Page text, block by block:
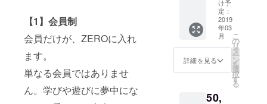
【1】会員制
会員だけが、ZEROに入れ
ます。
単なる会員ではありませ
ん。学びや遊びに夢中にな
せん) ※
食事の
お持込
は自由
です。
※入場の
示とお
10,000
円 １年
間来店
チャー
ジ料金
無料に
なりま
ZEROを
け予
定：
2019
年03
月
詳細を見る
こ
の
リ
タ
ー
ン
を
選
択
す
る
50,